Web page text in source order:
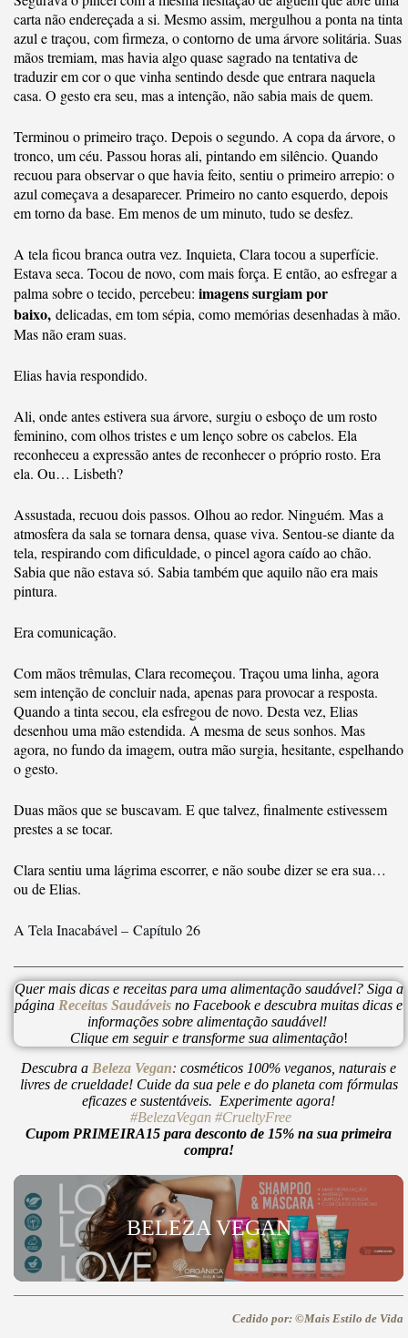
carta não endereçada a si. Mesmo assim, mergulhou a ponta na tinta
azul e traçou, com firmeza, o contorno de uma árvore solitária. Suas
mãos tremiam, mas havia algo quase sagrado na tentativa de
traduzir em cor o que vinha sentindo desde que entrara naquela
casa. O gesto era seu, mas a intenção, não sabia mais de quem.
Terminou o primeiro traço. Depois o segundo. A copa da árvore, o
tronco, um céu. Passou horas ali, pintando em silêncio. Quando
recuou para observar o que havia feito, sentiu o primeiro arrepio: o
azul começava a desaparecer. Primeiro no canto esquerdo, depois
em torno da base. Em menos de um minuto, tudo se desfez.
A tela ficou branca outra vez. Inquieta, Clara tocou a superfície.
Estava seca. Tocou de novo, com mais força. E então, ao esfregar a
palma sobre o tecido, percebeu: imagens surgiam por
baixo, delicadas, em tom sépia, como memórias desenhadas à mão.
Mas não eram suas.
Elias havia respondido.
Ali, onde antes estivera sua árvore, surgiu o esboço de um rosto
feminino, com olhos tristes e um lenço sobre os cabelos. Ela
reconheceu a expressão antes de reconhecer o próprio rosto. Era
ela. Ou… Lisbeth?
Assustada, recuou dois passos. Olhou ao redor. Ninguém. Mas a
atmosfera da sala se tornara densa, quase viva. Sentou-se diante da
tela, respirando com dificuldade, o pincel agora caído ao chão.
Sabia que não estava só. Sabia também que aquilo não era mais
pintura.
Era comunicação.
Com mãos trêmulas, Clara recomeçou. Traçou uma linha, agora
sem intenção de concluir nada, apenas para provocar a resposta.
Quando a tinta secou, ela esfregou de novo. Desta vez, Elias
desenhou uma mão estendida. A mesma de seus sonhos. Mas
agora, no fundo da imagem, outra mão surgia, hesitante, espelhando
o gesto.
Duas mãos que se buscavam. E que talvez, finalmente estivessem
prestes a se tocar.
Clara sentiu uma lágrima escorrer, e não soube dizer se era sua…
ou de Elias.
A Tela Inacabável – Capítulo 26
Quer mais dicas e receitas para uma alimentação saudável? Siga a
página Receitas Saudáveis no Facebook e descubra muitas dicas e
informações sobre alimentação saudável!
Clique em seguir e transforme sua alimentação!
Descubra a Beleza Vegan: cosméticos 100% veganos, naturais e
livres de crueldade! Cuide da sua pele e do planeta com fórmulas
eficazes e sustentáveis. Experimente agora!
#BelezaVegan #CrueltyFree
Cupom PRIMEIRA15 para desconto de 15% na sua primeira
compra!
BELEZA VEGAN
Cedido por: ©Mais Estilo de Vida